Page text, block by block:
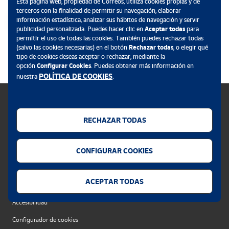
Política de cookies
Privacidad web
Accesibilidad
Configurador de cookies
terceros con la finalidad de permitir su navegación, elaborar
información estadística, analizar sus hábitos de navegación y servir
publicidad personalizada. Puedes hacer clic en Aceptar todaspara
permitir el uso de todas las cookies. También puedes rechazar todas
(salvo las cookies necesarias) en el botón Rechazar todas, o elegir qué
tipo de cookies deseas aceptar o rechazar, mediante la
opción Configurar Cookies. Puedes obtener más información en
nuestra POLÍTICA DE COOKIES.
RECHAZAR TODAS
CONFIGURAR COOKIES
ACEPTAR TODAS